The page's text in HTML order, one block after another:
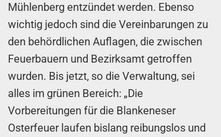
Mühlenberg entzündet werden. Ebenso
wichtig jedoch sind die Vereinbarungen zu
den behördlichen Auflagen, die zwischen
Feuerbauern und Bezirksamt getroffen
wurden. Bis jetzt, so die Verwaltung, sei
alles im grünen Bereich: „Die
Vorbereitungen für die Blankeneser
Osterfeuer laufen bislang reibungslos und